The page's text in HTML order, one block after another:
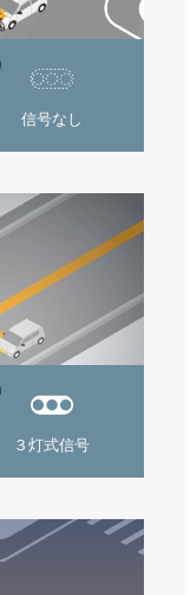
信号なし
３灯式信号